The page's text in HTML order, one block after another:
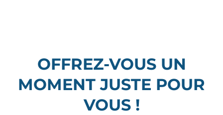
OFFREZ-VOUS UN
MOMENT JUSTE POUR
VOUS !